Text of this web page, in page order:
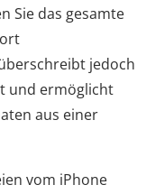
Sie das gesamte
jedoch
und ermöglicht
aus einer
vom iPhone